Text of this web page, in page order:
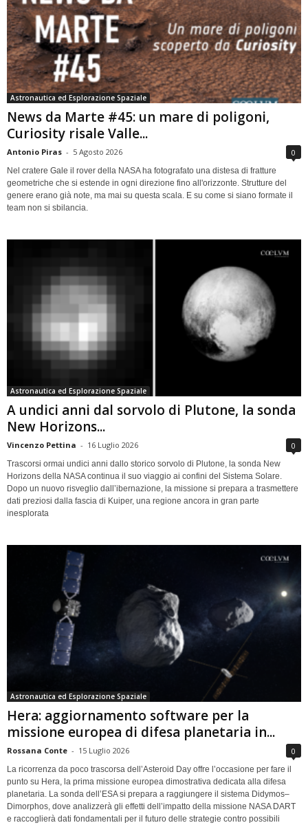
Astronautica ed Esplorazione Spaziale
News da Marte #45: un mare di poligoni,
Curiosity risale Valle...
Antonio Piras - 5 Agosto 2026 0
Nel cratere Gale il rover della NASA ha fotografato una distesa di fratture
geometriche che si estende in ogni direzione fino all'orizzonte. Strutture del
genere erano già note, ma mai su questa scala. E su come si siano formate il
team non si sbilancia.
Astronautica ed Esplorazione Spaziale
A undici anni dal sorvolo di Plutone, la sonda
New Horizons...
Vincenzo Pettina - 16 Luglio 2026 0
Trascorsi ormai undici anni dallo storico sorvolo di Plutone, la sonda New
Horizons della NASA continua il suo viaggio ai confini del Sistema Solare.
Dopo un nuovo risveglio dall’ibernazione, la missione si prepara a trasmettere
dati preziosi dalla fascia di Kuiper, una regione ancora in gran parte
inesplorata
Astronautica ed Esplorazione Spaziale
Hera: aggiornamento software per la
missione europea di difesa planetaria in...
Rossana Conte - 15 Luglio 2026 0
La ricorrenza da poco trascorsa dell’Asteroid Day offre l’occasione per fare il
punto su Hera, la prima missione europea dimostrativa dedicata alla difesa
planetaria. La sonda dell’ESA si prepara a raggiungere il sistema Didymos–
Dimorphos, dove analizzerà gli effetti dell’impatto della missione NASA DART
e raccoglierà dati fondamentali per il futuro delle strategie contro possibili